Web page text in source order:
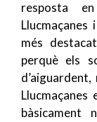
resposta
més
perquè els
bàsicament